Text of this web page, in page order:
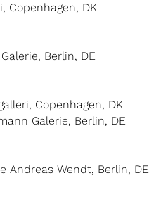
Copenhagen, DK
Berlin, DE
Copenhagen, DK
Galerie, Berlin, DE
Andreas Wendt, Berlin, DE